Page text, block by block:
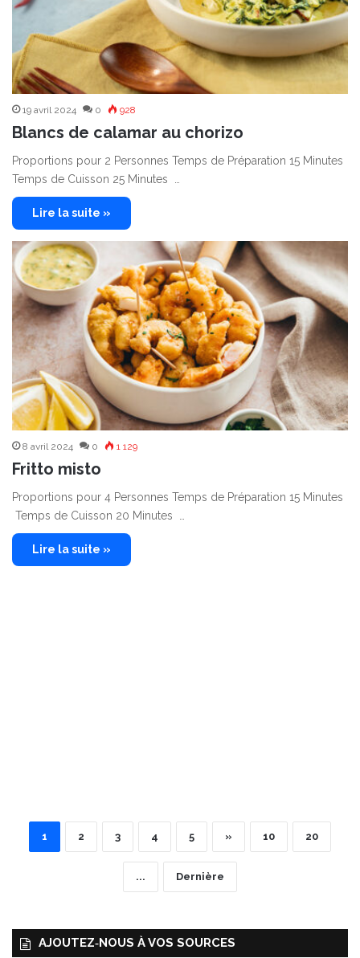
19 avril 2024 0 928
Blancs de calamar au chorizo
Proportions pour 2 Personnes Temps de Préparation 15 Minutes
Temps de Cuisson 25 Minutes …
Lire la suite »
8 avril 2024 0 1 129
Fritto misto
Proportions pour 4 Personnes Temps de Préparation 15 Minutes
Temps de Cuisson 20 Minutes …
Lire la suite »
1 2 3 4 5 » 10 20
... Dernière
AJOUTEZ‑NOUS À VOS SOURCES